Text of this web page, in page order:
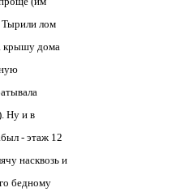
Тырили лом
крышу дома
Ну и в
- этаж 12
насквозь и
бедному